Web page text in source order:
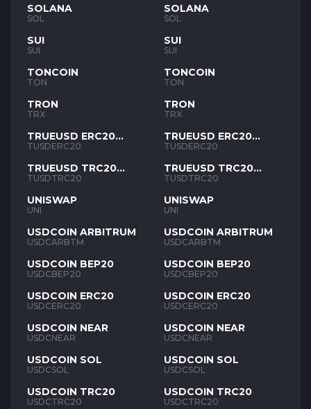
SOLANA
SOL
SUI
SUI
TONCOIN
TON
TRON
TRX
TRUEUSD ERC20
TUSD
TUSDERC20
TRUEUSD TRC20
TUSD
TUSDTRC20
UNISWAP
UNI
USDCOIN ARBITRUM
USDCARBTM
USDCOIN BEP20
USDCBEP20
USDCOIN ERC20
USDCERC20
USDCOIN NEAR
USDCNEAR
USDCOIN SOL
USDCSOL
USDCOIN TRC20
USDCTRC20
SOLANA
SOL
SUI
SUI
TONCOIN
TON
TRON
TRX
TRUEUSD ERC20
TUSD
TUSDERC20
TRUEUSD TRC20
TUSD
TUSDTRC20
UNISWAP
UNI
USDCOIN ARBITRUM
USDCARBTM
USDCOIN BEP20
USDCBEP20
USDCOIN ERC20
USDCERC20
USDCOIN NEAR
USDCNEAR
USDCOIN SOL
USDCSOL
USDCOIN TRC20
USDCTRC20